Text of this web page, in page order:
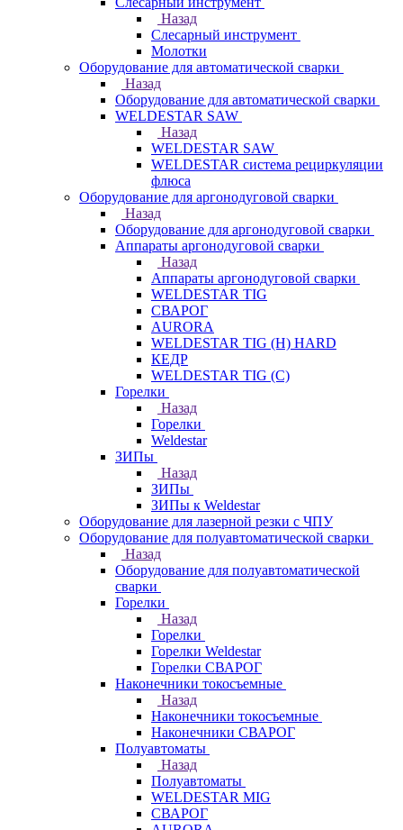
Назад
Слесарный инструмент
Молотки
Оборудование для автоматической сварки
Назад
Оборудование для автоматической сварки
WELDESTAR SAW
Назад
WELDESTAR SAW
WELDESTAR система рециркуляции
флюса
Оборудование для аргонодуговой сварки
Назад
Оборудование для аргонодуговой сварки
Аппараты аргонодуговой сварки
Назад
Аппараты аргонодуговой сварки
WELDESTAR TIG
СВАРОГ
AURORA
WELDESTAR TIG (H) HARD
КЕДР
WELDESTAR TIG (С)
Горелки
Назад
Горелки
Weldestar
ЗИПы
Назад
ЗИПы
ЗИПы к Weldestar
Оборудование для лазерной резки с ЧПУ
Оборудование для полуавтоматической сварки
Назад
Оборудование для полуавтоматической
сварки
Горелки
Назад
Горелки
Горелки Weldestar
Горелки СВАРОГ
Наконечники токосъемные
Назад
Наконечники токосъемные
Наконечники СВАРОГ
Полуавтоматы
Назад
Полуавтоматы
WELDESTAR MIG
СВАРОГ